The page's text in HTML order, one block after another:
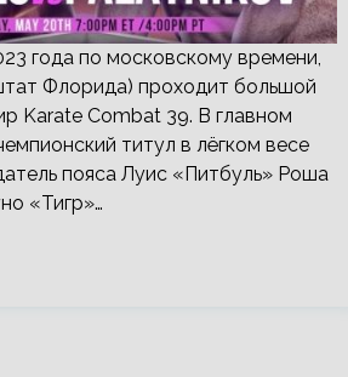
года по московскому времени,
Флорида) проходит большой
Karate Combat 39. В главном
титул в лёгком весе
пояса Луис «Питбуль» Роша
«Тигр»…